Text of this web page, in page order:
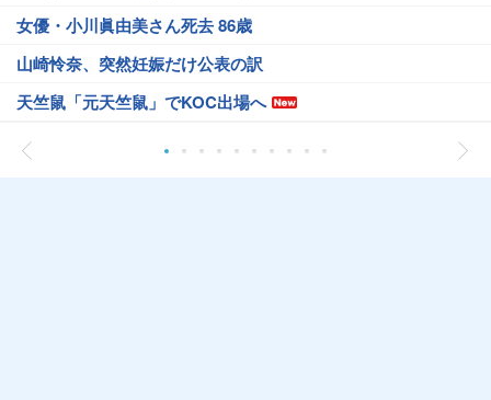
女優・小川眞由美さん死去 86歳
山崎怜奈、突然妊娠だけ公表の訳
天竺鼠「元天竺鼠」でKOC出場へ